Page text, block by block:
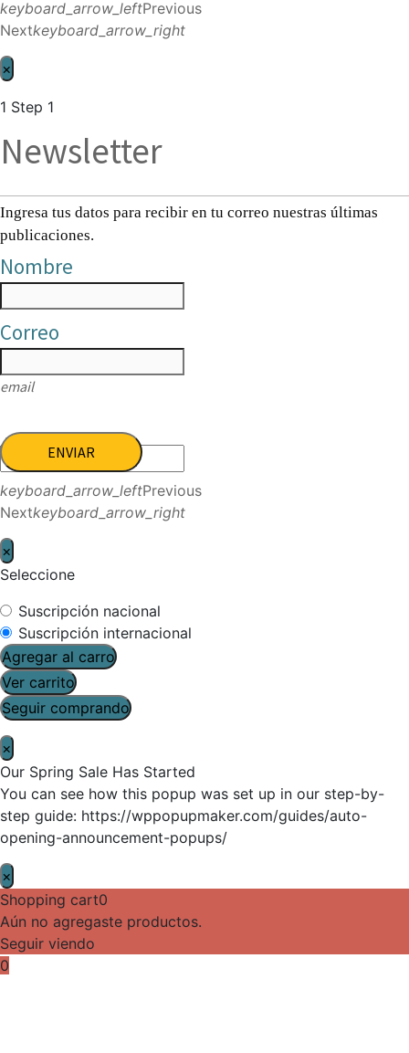
keyboard_arrow_leftPrevious
Nextkeyboard_arrow_right
×
1 Step 1
Newsletter
Ingresa tus datos para recibir en tu correo nuestras últimas
publicaciones.
Nombre
Correo
email
ENVIAR
keyboard_arrow_leftPrevious
Nextkeyboard_arrow_right
×
Seleccione
Suscripción nacional
Suscripción internacional
Agregar al carro
Ver carrito
Seguir comprando
×
Our Spring Sale Has Started
You can see how this popup was set up in our step-by-
step guide: https://wppopupmaker.com/guides/auto-
opening-announcement-popups/
×
Shopping cart0
Aún no agregaste productos.
Seguir viendo
0